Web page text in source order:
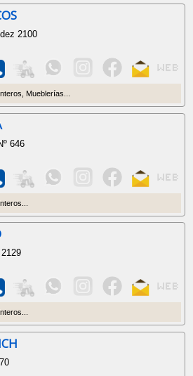
2100
Mueblerías...
646